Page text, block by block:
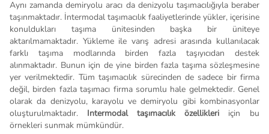
Aynı zamanda demiryolu aracı da denizyolu taşımacılığıyla beraber
taşınmaktadır. İntermodal taşımacılık faaliyetlerinde yükler, içerisine
konuldukları taşıma ünitesinden başka bir üniteye
aktarılmamaktadır. Yükleme ile varış adresi arasında kullanılacak
farklı taşıma modlarında birden fazla taşıyıcıdan destek
alınmaktadır. Bunun için de yine birden fazla taşıma sözleşmesine
yer verilmektedir. Tüm taşımacılık sürecinden de sadece bir firma
değil, birden fazla taşımacı firma sorumlu hale gelmektedir. Genel
olarak da denizyolu, karayolu ve demiryolu gibi kombinasyonlar
oluşturulmaktadır. Intermodal taşımacılık özellikleri için bu
örnekleri sunmak mümkündür.